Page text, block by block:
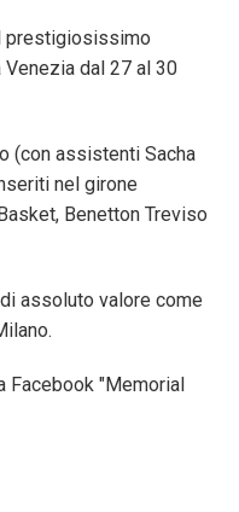
prestigiosissimo
dal 27 al 30
(con assistenti Sacha
nel girone
Benetton Treviso
assoluto valore come
Facebook "Memorial